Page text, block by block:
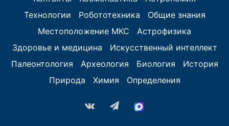
Технологии
Робототехника
Общие знания
Местоположение МКС
Астрофизика
Здоровье и медицина
Искусственный интеллект
Палеонтология
Археология Биология
История
Природа
Химия Определения
vk.com Telegram